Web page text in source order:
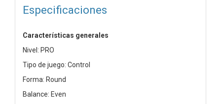
Especificaciones
Características generales
Nivel: PRO
Tipo de juego: Control
Forma: Round
Balance: Even